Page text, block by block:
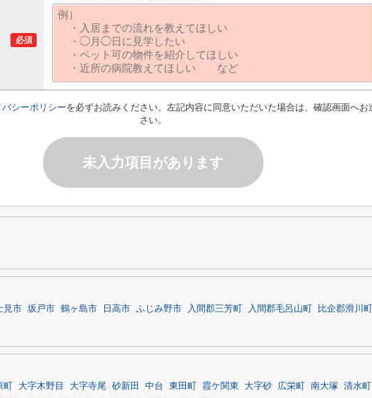
必須
シーポリシーを必ずお読みください。左記内容に同意いただいた場合は、確認画面へお
さい。
未入力項目があります
見市 坂戸市 鶴ヶ島市 日高市 ふじみ野市 入間郡三芳町 入間郡毛呂山町
比企郡滑川町
大字木野目 大字寺尾 砂新田 中台 東田町 霞ケ関東 大字砂 広栄町 南大塚 清水町